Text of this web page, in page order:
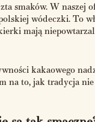
smaków. W naszej
wódeczki. To
mają
kakaowego
na to, jak tradycja